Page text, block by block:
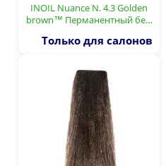
INOIL Nuance N. 4.3 Golden
brown™ Перманентный бе…
Только для салонов